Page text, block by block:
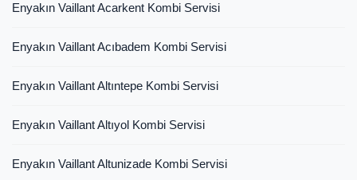
Enyakın Vaillant Acarkent Kombi Servisi
Enyakın Vaillant Acıbadem Kombi Servisi
Enyakın Vaillant Altıntepe Kombi Servisi
Enyakın Vaillant Altıyol Kombi Servisi
Enyakın Vaillant Altunizade Kombi Servisi